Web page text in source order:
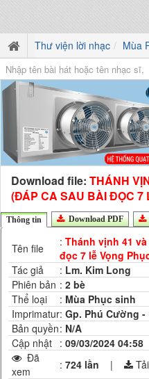
Thư viện lời nhạc Mùa
Download file: THÁNH
(ĐÁP CA SAU BÀI ĐỌC 7
Thông tin Download PDF
Tên file : Thánh vịnh 41
đọc 7 lễ Vọng
Tác giả
: Lm. Kim Long
Phiên bản : 2 bè
Thể loại
: Mùa Phục sinh
Imprimatur: Gp. Phú Cường -
Bản quyền: N/A
Cập nhật : 09/03/2024 04:58
Đã
xem
: 724 lần |